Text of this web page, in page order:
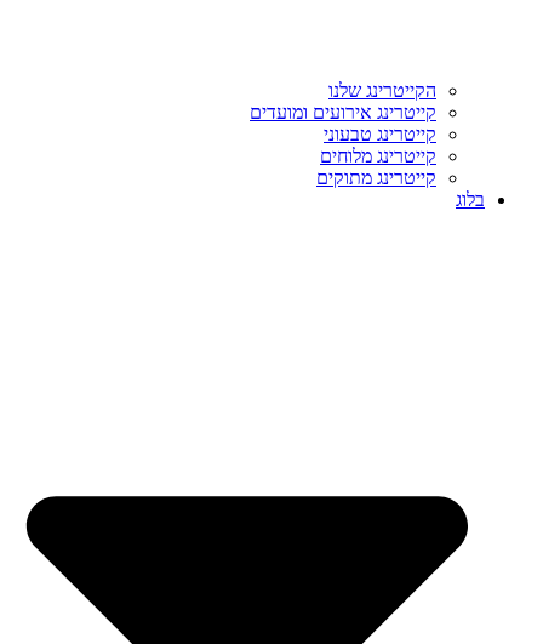
הקייטרינג שלנו
קייטרינג אירועים ומועדים
קייטרינג טבעוני
קייטרינג מלוחים
קייטרינג מתוקים
בלוג